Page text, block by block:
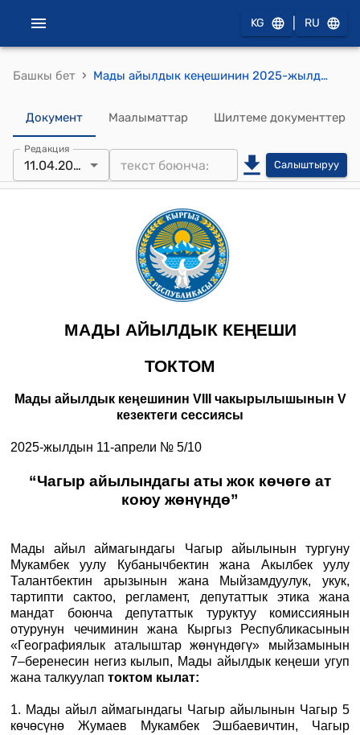
KG RU
Башкы бет › Мады айылдык кеңешинин 2025-жылдын 11-апрели № 5/10 “Чагыр айылындагы аты жок көчөгө ат коюу жөнүндө” токтому
Документ Маалыматтар Шилтеме документтер
Редакция
11.04.2025 Салыштыруу